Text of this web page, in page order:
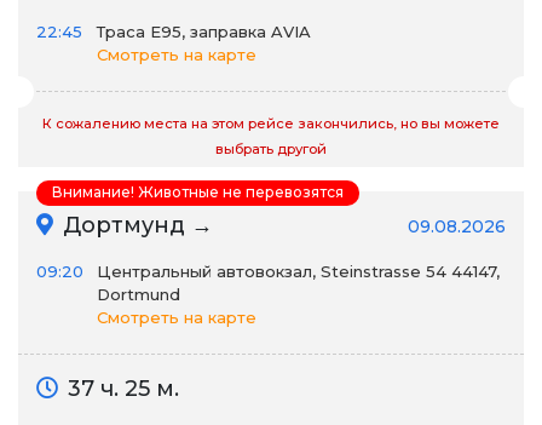
22:45
Траса E95, заправка AVIA
Смотреть на карте
К сожалению места на этом рейсе закончились, но вы можете
выбрать другой
Дортмунд → 09.08.2026
09:20
Центральный автовокзал, Steinstrasse 54 44147,
Dortmund
Смотреть на карте
37 ч. 25 м.
Внимание! Животные не перевозятся